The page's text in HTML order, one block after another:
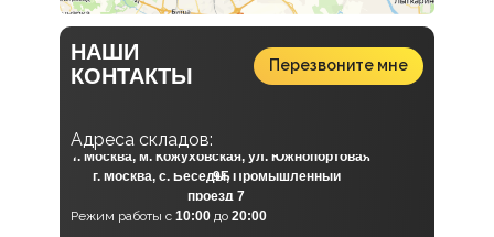
НАШИ
КОНТАКТЫ
Адреса складов:
Перезвоните мне
Режим работы с 10:00 до 20:00
г. Москва, с. Беседы, Промышленный
проезд 7
г. Москва, м. Кожуховская, ул. Южнопортовая
9Б